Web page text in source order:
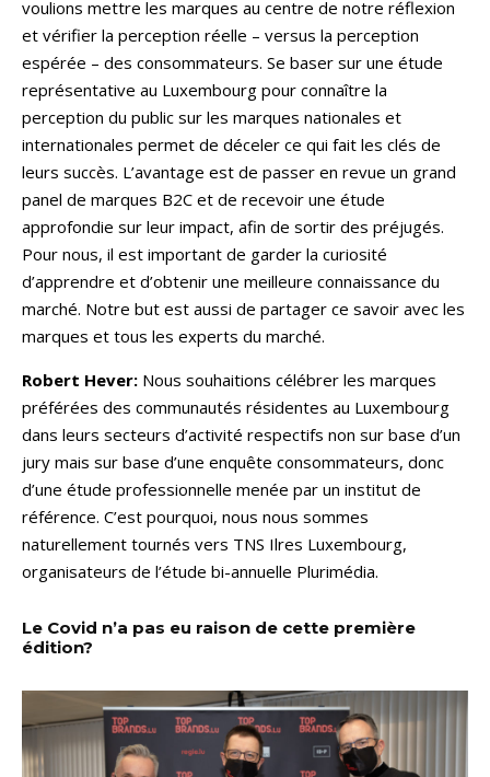
voulions mettre les marques au centre de notre réflexion
et vérifier la perception réelle – versus la perception
espérée – des consommateurs. Se baser sur une étude
représentative au Luxembourg pour connaître la
perception du public sur les marques nationales et
internationales permet de déceler ce qui fait les clés de
leurs succès. L’avantage est de passer en revue un grand
panel de marques B2C et de recevoir une étude
approfondie sur leur impact, afin de sortir des préjugés.
Pour nous, il est important de garder la curiosité
d’apprendre et d’obtenir une meilleure connaissance du
marché. Notre but est aussi de partager ce savoir avec les
marques et tous les experts du marché.
Robert Hever: Nous souhaitions célébrer les marques
préférées des communautés résidentes au Luxembourg
dans leurs secteurs d’activité respectifs non sur base d’un
jury mais sur base d’une enquête consommateurs, donc
d’une étude professionnelle menée par un institut de
référence. C’est pourquoi, nous nous sommes
naturellement tournés vers TNS Ilres Luxembourg,
organisateurs de l’étude bi-annuelle Plurimédia.
Le Covid n’a pas eu raison de cette première
édition?